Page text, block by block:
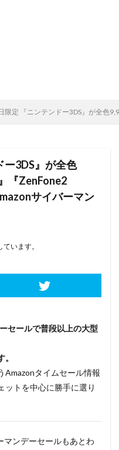
限定 『ニンテンドー3DS』が全色
ー3DS』が全色
『ZenFone2
サイバーマン
います。
セールで普段以上の大型
Amazonタイムセール情報
ットを中心に勝手に選り
マンデーセールもあとわ